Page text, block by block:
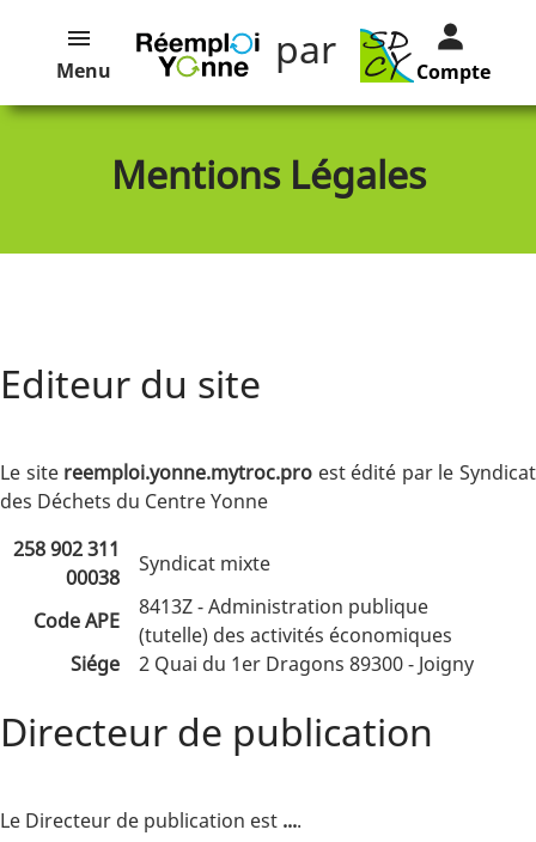
Menu par Compte
Mentions Légales
Editeur du site
Le site reemploi.yonne.mytroc.pro est édité par le Syndicat
des Déchets du Centre Yonne
258 902 311
00038
Syndicat mixte
Code APE
8413Z - Administration publique
(tutelle) des activités économiques
Siége
2 Quai du 1er Dragons 89300 - Joigny
Directeur de publication
Le Directeur de publication est ....